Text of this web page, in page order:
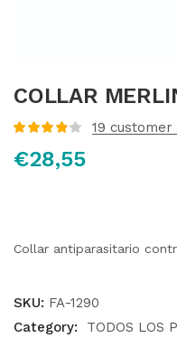
COLLAR
con3.94
de 5 en
19 customer
€28,55
Collar antiparasitario
SKU: FA-1290
Category:
TODOS LOS